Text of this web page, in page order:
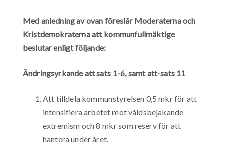
Med anledning av ovan föreslår Moderaterna och
Kristdemokraterna att kommunfullmäktige
beslutar enligt följande:
Ändringsyrkande att sats 1-6, samt att-sats 11
Att tilldela kommunstyrelsen 0,5 mkr för att
intensifiera arbetet mot våldsbejakande
extremism och 8 mkr som reserv för att
hantera under året.